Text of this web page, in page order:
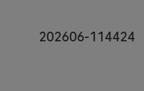
JobId
202606-114424